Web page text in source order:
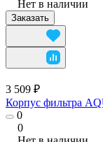
Нет в наличии
Заказать
3 509 ₽
Корпус фильтра
0
0